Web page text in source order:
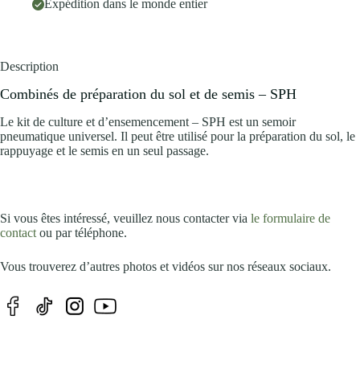
Expédition dans le monde entier
Description
Combinés de préparation du sol et de semis – SPH
Le kit de culture et d’ensemencement – SPH est un semoir
pneumatique universel. Il peut être utilisé pour la préparation du sol, le
rappuyage et le semis en un seul passage.
Si vous êtes intéressé, veuillez nous contacter via le formulaire de
contact ou par téléphone.
Vous trouverez d’autres photos et vidéos sur nos réseaux sociaux.